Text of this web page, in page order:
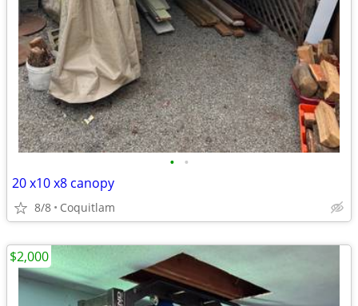
• •
20 x10 x8 canopy
8/8 Coquitlam
$2,000